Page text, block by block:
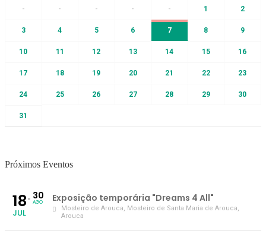
- - - - - 1 2
3 4 5 6 7 8 9
10 11 12 13 14 15 16
17 18 19 20 21 22 23
24 25 26 27 28 29 30
31
Próximos Eventos
18
JUL
30
AGO Exposição temporária "Dreams 4 All"
Mosteiro de Arouca, Mosteiro de Santa Maria de Arouca,
Arouca